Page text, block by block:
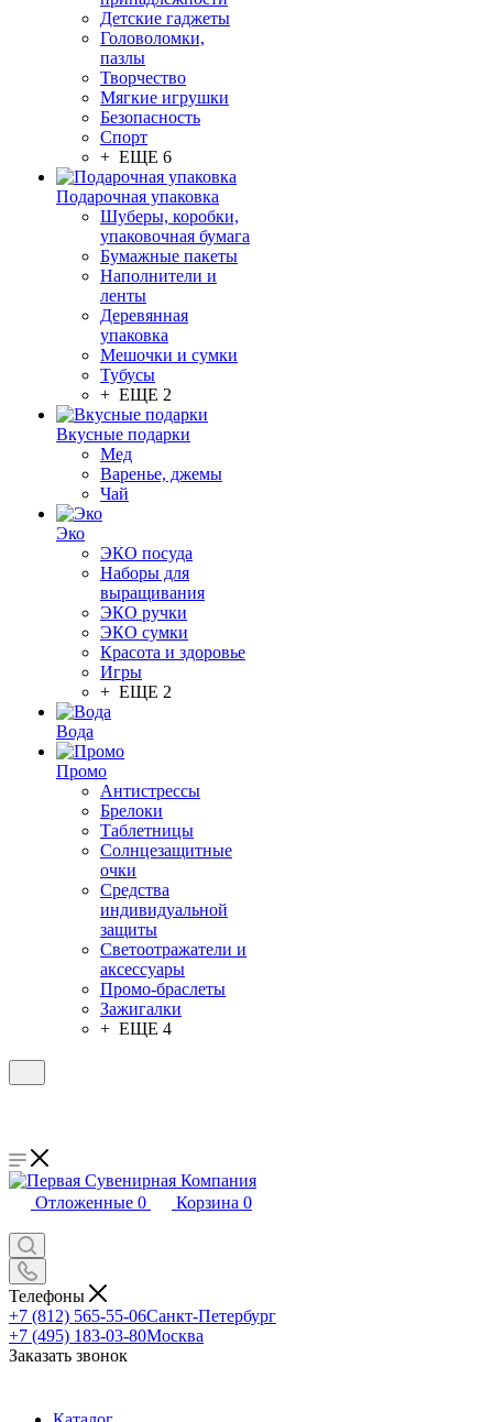
Детские гаджеты
Головоломки,
пазлы
Творчество
Мягкие игрушки
Безопасность
Спорт
+ ЕЩЕ 6
Подарочная упаковка
Шуберы, коробки,
упаковочная бумага
Бумажные пакеты
Наполнители и
ленты
Деревянная
упаковка
Мешочки и сумки
Тубусы
+ ЕЩЕ 2
Вкусные подарки
Мед
Варенье, джемы
Чай
Эко
ЭКО посуда
Наборы для
выращивания
ЭКО ручки
ЭКО сумки
Красота и здоровье
Игры
+ ЕЩЕ 2
Вода
Промо
Антистрессы
Брелоки
Таблетницы
Солнцезащитные
очки
Средства
индивидуальной
защиты
Светоотражатели и
аксессуары
Промо-браслеты
Зажигалки
+ ЕЩЕ 4
Отложенные 0 Корзина 0
Телефоны
+7 (812) 565-55-06Санкт-Петербург
+7 (495) 183-03-80Москва
Заказать звонок